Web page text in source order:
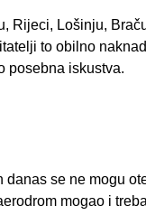
Rijeci, Lošinju,
to obilno
posebna iskustva.
se ne mogu
mogao i